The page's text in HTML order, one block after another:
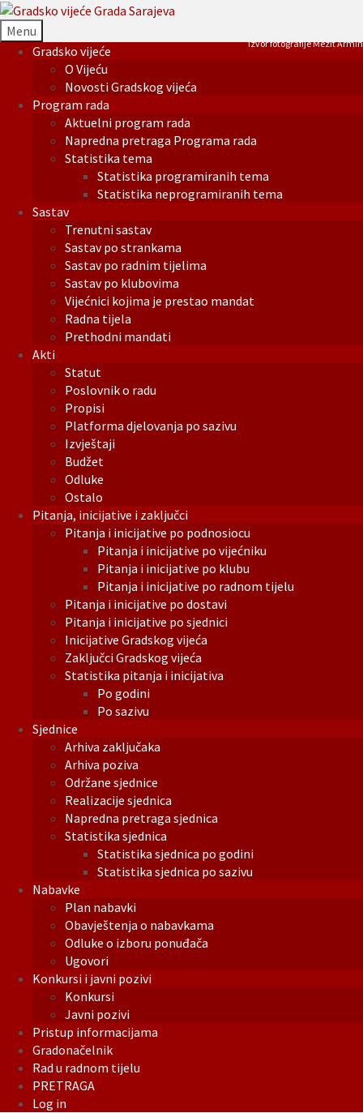
Menu
Gradsko vijeće
O Vijeću
Novosti Gradskog vijeća
Program rada
Aktuelni program rada
Napredna pretraga Programa rada
Statistika tema
Statistika programiranih tema
Statistika neprogramiranih tema
Sastav
Trenutni sastav
Sastav po strankama
Sastav po radnim tijelima
Sastav po klubovima
Vijećnici kojima je prestao mandat
Radna tijela
Prethodni mandati
Akti
Statut
Poslovnik o radu
Propisi
Platforma djelovanja po sazivu
Izvještaji
Budžet
Odluke
Ostalo
Pitanja, inicijative i zaključci
Pitanja i inicijative po podnosiocu
Pitanja i inicijative po vijećniku
Pitanja i inicijative po klubu
Pitanja i inicijative po radnom tijelu
Pitanja i inicijative po dostavi
Pitanja i inicijative po sjednici
Inicijative Gradskog vijeća
Zaključci Gradskog vijeća
Statistika pitanja i inicijativa
Po godini
Po sazivu
Sjednice
Arhiva zaključaka
Arhiva poziva
Održane sjednice
Realizacije sjednica
Napredna pretraga sjednica
Statistika sjednica
Statistika sjednica po godini
Statistika sjednica po sazivu
Nabavke
Plan nabavki
Obavještenja o nabavkama
Odluke o izboru ponuđača
Ugovori
Konkursi i javni pozivi
Konkursi
Javni pozivi
Pristup informacijama
Gradonačelnik
Rad u radnom tijelu
PRETRAGA
Log in
Izvor fotografije Mezit Armin